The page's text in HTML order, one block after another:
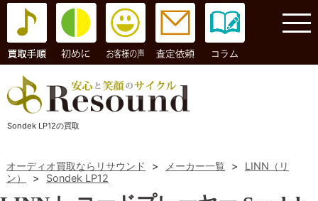
コラム
Sondek LP12の買取
オーディオ買取ならリサウンド > メーカー一覧 >
LINN（リ
ン）
> Sondek LP12